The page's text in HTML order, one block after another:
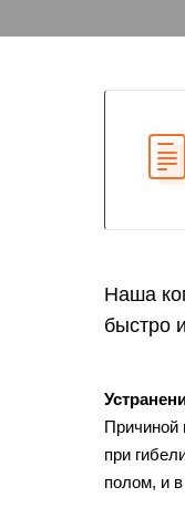
Наша
быстро
Причиной
при
полом, и